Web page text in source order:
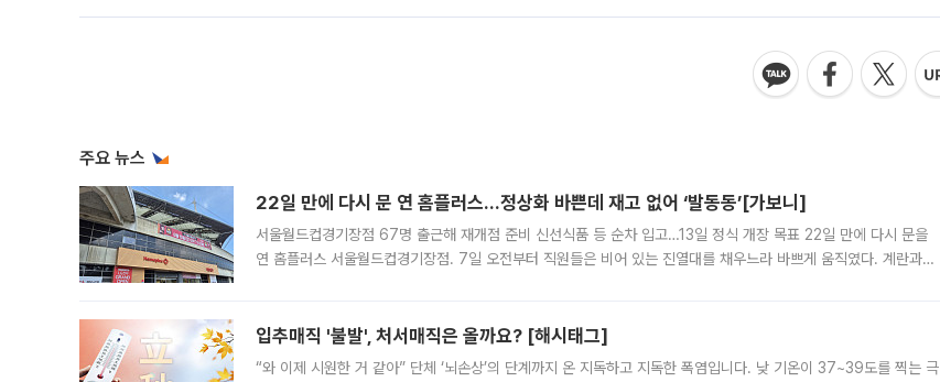
주요 뉴스
22일 만에 다시 문 연 홈플러스…정상화 바쁜데 재고 없어 ‘발동동’[가보니]
서울월드컵경기장점 67명 출근해 재개점 준비 신선식품 등 순차 입고…13일 정식 개장 목표 22일 만에 다시 문을
연 홈플러스 서울월드컵경기장점. 7일 오전부터 직원들은 비어 있는 진열대를 채우느라 바쁘게 움직였다. 계란과
입추매직 '불발', 처서매직은 올까요? [해시태그]
“와 이제 시원한 거 같아” 단체 ‘뇌손상’의 단계까지 온 지독하고 지독한 폭염입니다. 낮 기온이 37~39도를 찍는 극